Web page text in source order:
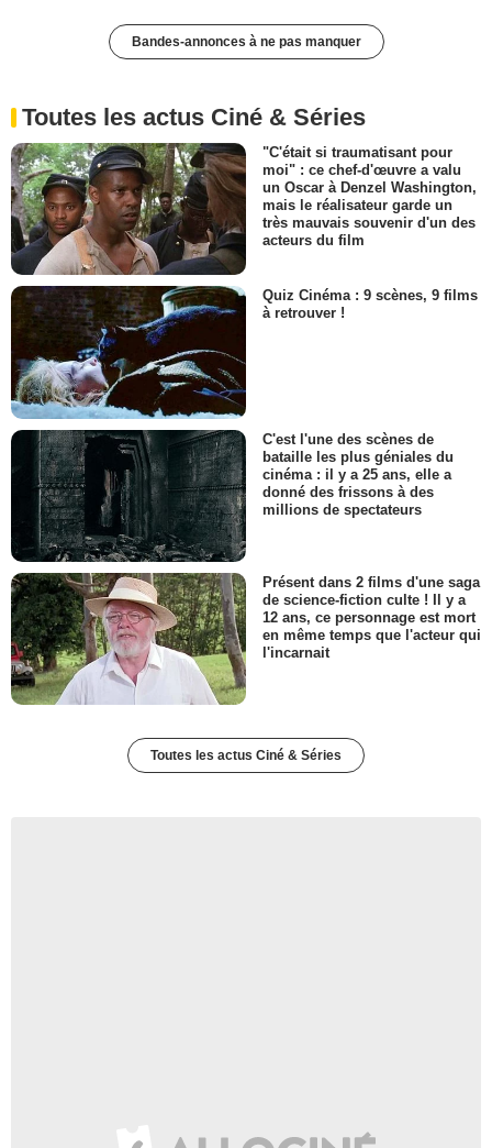
Bandes-annonces à ne pas manquer
Toutes les actus Ciné & Séries
"C'était si traumatisant pour
moi" : ce chef-d'œuvre a valu
un Oscar à Denzel Washington,
mais le réalisateur garde un
très mauvais souvenir d'un des
acteurs du film
Quiz Cinéma : 9 scènes, 9 films
à retrouver !
C'est l'une des scènes de
bataille les plus géniales du
cinéma : il y a 25 ans, elle a
donné des frissons à des
millions de spectateurs
Présent dans 2 films d'une saga
de science-fiction culte ! Il y a
12 ans, ce personnage est mort
en même temps que l'acteur qui
l'incarnait
Toutes les actus Ciné & Séries